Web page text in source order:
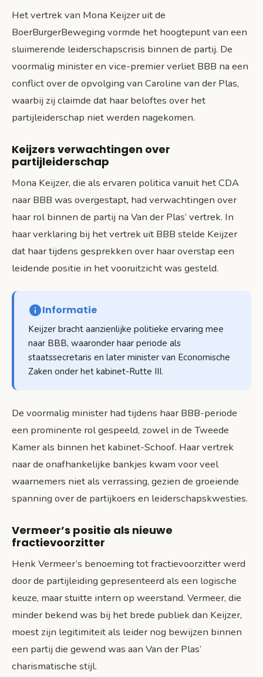
Het vertrek van Mona Keijzer uit de
BoerBurgerBeweging vormde het hoogtepunt van een
sluimerende leiderschapscrisis binnen de partij. De
voormalig minister en vice-premier verliet BBB na een
conflict over de opvolging van Caroline van der Plas,
waarbij zij claimde dat haar beloftes over het
partijleiderschap niet werden nagekomen.
Keijzers verwachtingen over
partijleiderschap
Mona Keijzer, die als ervaren politica vanuit het CDA
naar BBB was overgestapt, had verwachtingen over
haar rol binnen de partij na Van der Plas’ vertrek. In
haar verklaring bij het vertrek uit BBB stelde Keijzer
dat haar tijdens gesprekken over haar overstap een
leidende positie in het vooruitzicht was gesteld.
Informatie
Keijzer bracht aanzienlijke politieke ervaring mee
naar BBB, waaronder haar periode als
staatssecretaris en later minister van Economische
Zaken onder het kabinet-Rutte III.
De voormalig minister had tijdens haar BBB-periode
een prominente rol gespeeld, zowel in de Tweede
Kamer als binnen het kabinet-Schoof. Haar vertrek
naar de onafhankelijke bankjes kwam voor veel
waarnemers niet als verrassing, gezien de groeiende
spanning over de partijkoers en leiderschapskwesties.
Vermeer’s positie als nieuwe
fractievoorzitter
Henk Vermeer’s benoeming tot fractievoorzitter werd
door de partijleiding gepresenteerd als een logische
keuze, maar stuitte intern op weerstand. Vermeer, die
minder bekend was bij het brede publiek dan Keijzer,
moest zijn legitimiteit als leider nog bewijzen binnen
een partij die gewend was aan Van der Plas’
charismatische stijl.